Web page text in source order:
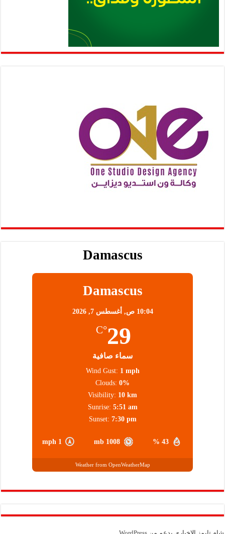
Damascus
Damascus
10:04 ص, أغسطس 7, 2026
29
°C
سماء صافية
43 %
1008 mb
1 mph
Wind Gust: 1 mph
Clouds: 0%
Visibility: 10 km
Sunrise: 5:51 am
Sunset: 7:30 pm
Weather from OpenWeatherMap